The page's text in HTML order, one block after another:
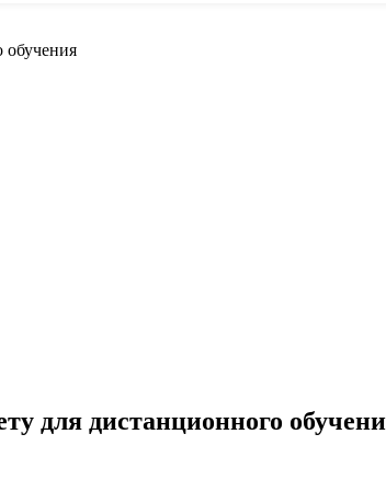
обучения
для дистанционного